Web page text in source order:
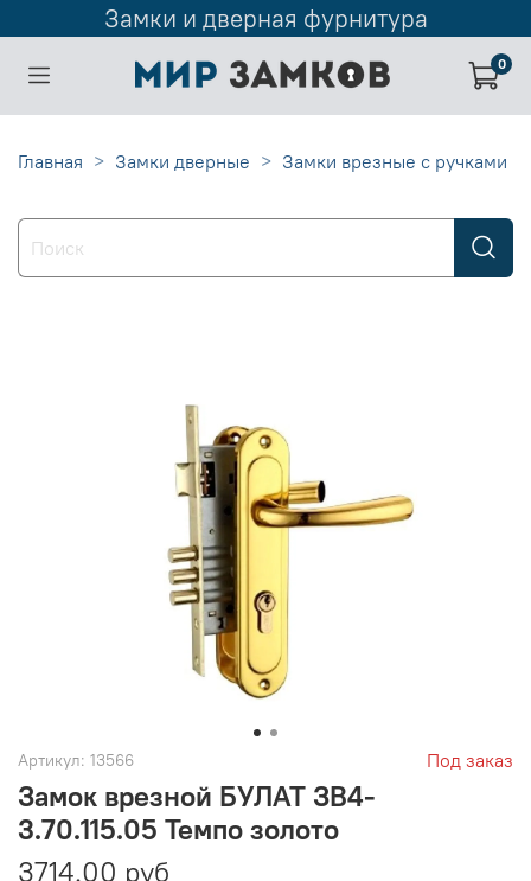
Замки и дверная фурнитура
0
Главная Замки дверные Замки врезные с ручками
Артикул: 13566 Под заказ
Замок врезной БУЛАТ ЗВ4-
3.70.115.05 Темпо золото
3714.00 руб